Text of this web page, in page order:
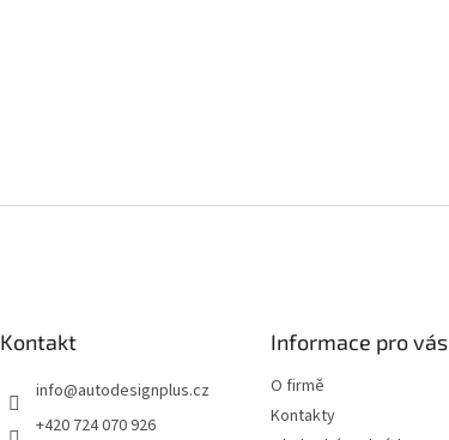
Kontakt
info@autodesignplus.cz
+420 724 070 926
Informace pro vás
O firmě
Kontakty